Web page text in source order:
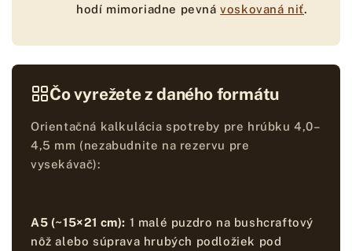
hodí mimoriadne pevnávoskovaná niť.
Čo vyrežete z daného formátu
Orientačná kalkulácia spotreby pre hrúbku 4,0–
4,5 mm (nezabudnite na rezervu pre
vysekávač):
A5 (~15×21 cm): 1 malé puzdro na bushcraftový
nôž alebo súprava hrubých podložiek pod